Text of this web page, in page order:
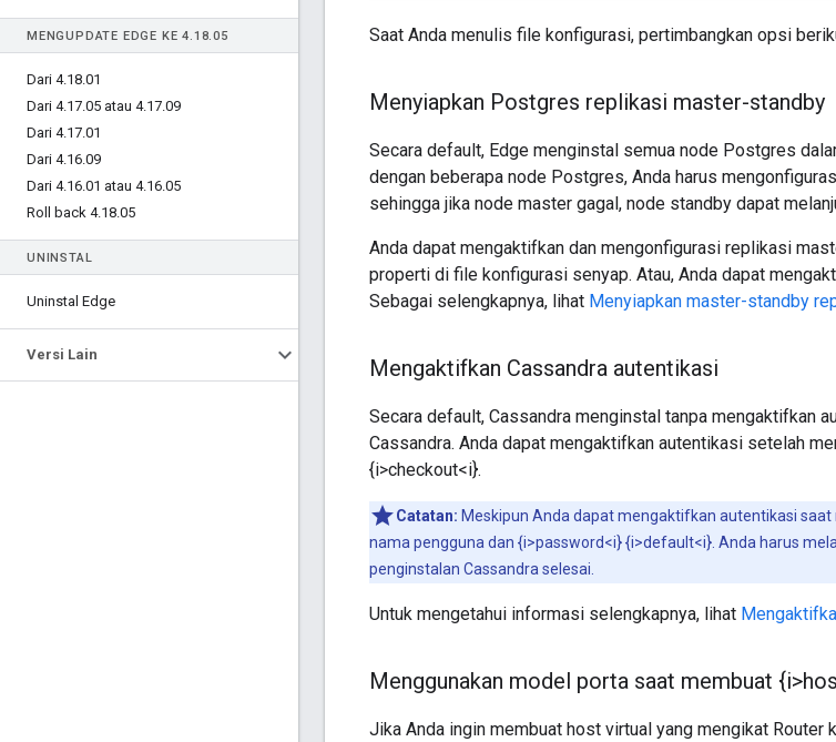
MENGUPDATE EDGE KE 4.18.05
Dari 4.18.01
Dari 4.17.05 atau 4.17.09
Dari 4.17.01
Dari 4.16.09
Dari 4.16.01 atau 4.16.05
Roll back 4.18.05
UNINSTAL
Uninstal Edge
Versi Lain
Saat Anda menulis file konfigurasi, pertimbangkan opsi
Menyiapkan Postgres replikasi master-standby
Secara default, Edge menginstal semua node Postgres
dengan beberapa node Postgres, Anda harus
sehingga jika node master gagal, node standby dapat
Anda dapat mengaktifkan dan mengonfigurasi replikasi
properti di file konfigurasi senyap. Atau, Anda dapat
Sebagai selengkapnya, lihat Menyiapkan master-standby
Mengaktifkan Cassandra autentikasi
Secara default, Cassandra menginstal tanpa mengaktifkan
Cassandra. Anda dapat mengaktifkan autentikasi setelah
{i>checkout<i}.
Catatan: Meskipun Anda dapat mengaktifkan autentikasi
nama pengguna dan {i>password<i} {i>default<i}. Anda harus
penginstalan Cassandra selesai.
Untuk mengetahui informasi selengkapnya, lihat
Menggunakan model porta saat membuat
Jika Anda ingin membuat host virtual yang mengikat